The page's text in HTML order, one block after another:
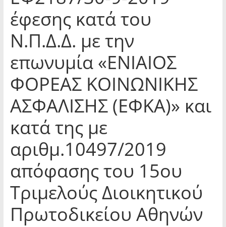
έφεσης κατά του
Ν.Π.Δ.Δ. με την
επωνυμία «ΕΝΙΑΙΟΣ
ΦΟΡΕΑΣ ΚΟΙΝΩΝΙΚΗΣ
ΑΣΦΑΛΙΣΗΣ (ΕΦΚΑ)» και
κατά της με
αριθμ.10497/2019
απόφασης του 15ου
Τριμελούς Διοικητικού
Πρωτοδικείου Αθηνών